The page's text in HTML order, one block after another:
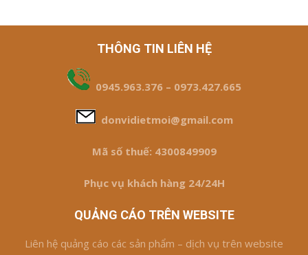
THÔNG TIN LIÊN HỆ
0945.963.376 – 0973.427.665
donvidietmoi@gmail.com
Mã số thuế: 4300849909
Phục vụ khách hàng 24/24H
QUẢNG CÁO TRÊN WEBSITE
Liên hệ quảng cáo các sản phẩm – dịch vụ trên website